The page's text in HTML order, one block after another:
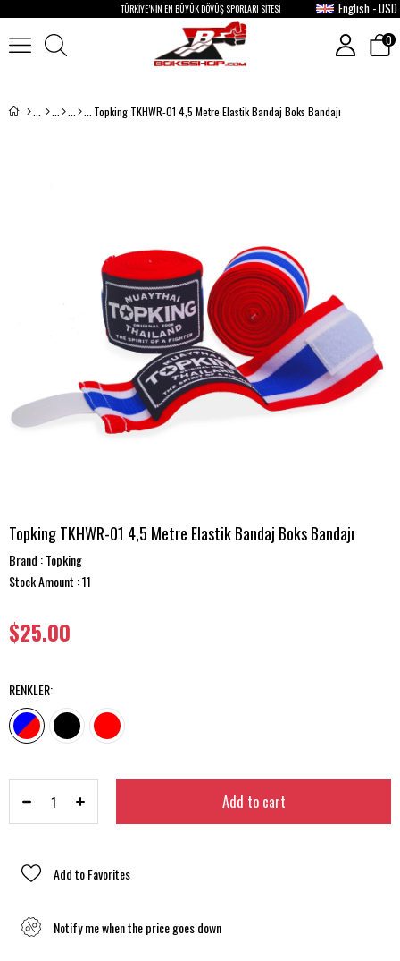
TÜRKİYE’NİN EN BÜYÜK DÖVÜŞ SPORLARI SİTESİ English - USD
0
Topking TKHWR-01 4,5 Metre Elastik Bandaj Boks Bandajı
Topking TKHWR-01 4,5 Metre Elastik Bandaj Boks Bandajı
Brand :Topking
Stock Amount :11
$25.00
RENKLER:
Add to Favorites
Notify me when the price goes down